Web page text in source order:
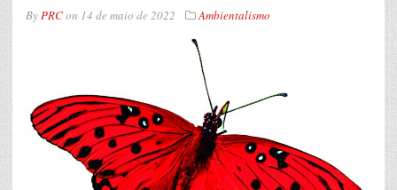
ByPRCon 14 de maio de 2022 Ambientalismo